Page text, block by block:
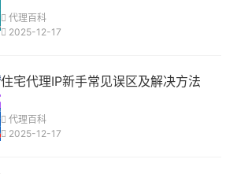
代理百科
2025-12-17
住宅代理IP新手常见误区及解决方法
代理百科
2025-12-17